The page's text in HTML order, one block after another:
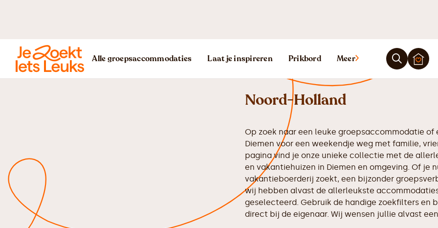
Alle groepsaccommodaties Laat je inspireren Prikbord Meer
Vakantiehuis
Noord-Holland
Op zoek naar een leuke groepsaccommodatie of
Diemen voor een weekendje weg met familie,
pagina vind je onze unieke collectie met de
en vakantiehuizen in Diemen en omgeving. Of je
vakantieboerderij zoekt, een bijzonder
wij hebben alvast de allerleukste
geselecteerd. Gebruik de handige zoekfilters en
direct bij de eigenaar. Wij wensen jullie alvast